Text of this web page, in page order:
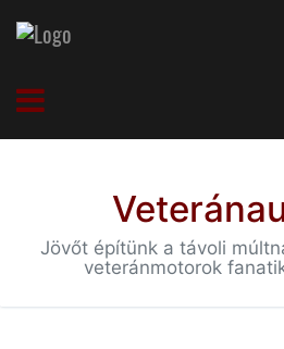
Jövőt építünk a távoli
veteránmotorok